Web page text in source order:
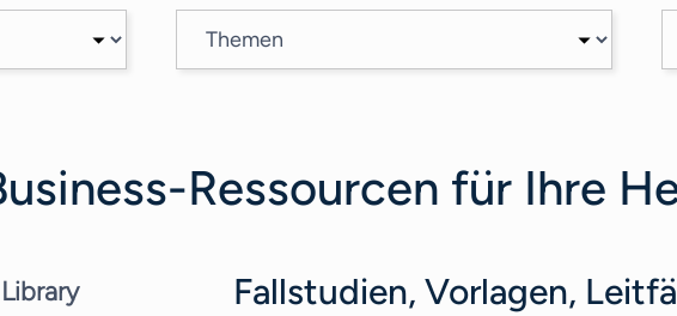
Ressourcen für Ihre
Fallstudien, Vorlagen,